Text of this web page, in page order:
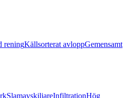
reningKällsorterat avloppGemensamt
SlamavskiljareInfiltrationHög